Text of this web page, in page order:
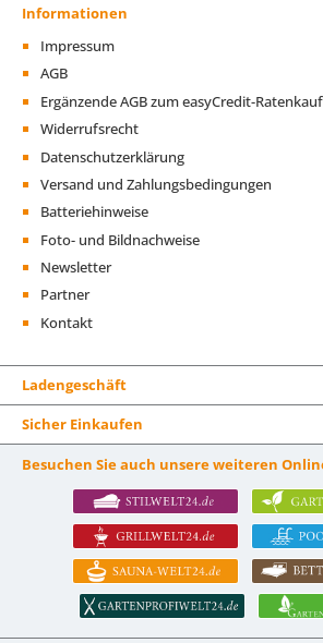
Informationen
Impressum
AGB
Ergänzende AGB zum easyCredit-Ratenkauf
Widerrufsrecht
Datenschutzerklärung
Versand und Zahlungsbedingungen
Batteriehinweise
Foto- und Bildnachweise
Newsletter
Partner
Kontakt
Ladengeschäft
Sicher Einkaufen
Besuchen Sie auch unsere weiteren